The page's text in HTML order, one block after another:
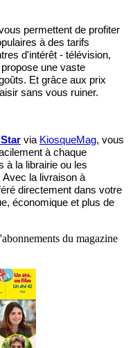
permettent de profiter
à des tarifs
d'intérêt - télévision,
propose une vaste
Et grâce aux prix
sans vous ruiner.
via KiosqueMag, vous
à chaque
à la librairie ou les
la livraison à
directement dans votre
économique et plus de
du magazine